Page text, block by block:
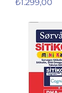
₺1.299,00